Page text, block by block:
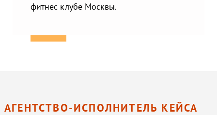
фитнес-клубе Москвы.
АГЕНТСТВО-ИСПОЛНИТЕЛЬ КЕЙСА